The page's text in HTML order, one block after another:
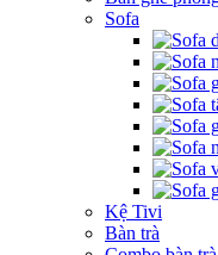
Sofa
Kệ Tivi
Bàn trà